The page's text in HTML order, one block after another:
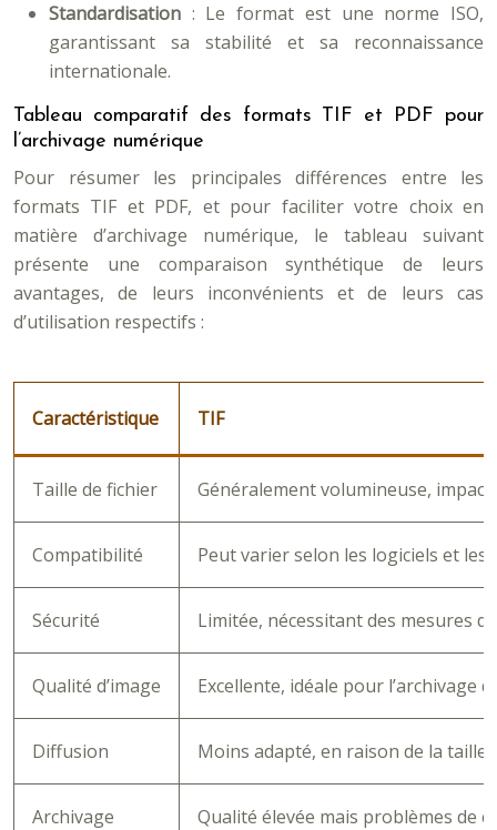
Standardisation : Le format est une norme ISO,
garantissant sa stabilité et sa reconnaissance
internationale.
Tableau comparatif des formats TIF et PDF pour
l’archivage numérique
Pour résumer les principales différences entre les
formats TIF et PDF, et pour faciliter votre choix en
matière d’archivage numérique, le tableau suivant
présente une comparaison synthétique de leurs
avantages, de leurs inconvénients et de leurs cas
d’utilisation respectifs :
Caractéristique TIF
Taille de fichier Généralement volumineuse,
Compatibilité Peut varier selon les logiciels et
Sécurité Limitée, nécessitant des mesures
Qualité d’image Excellente, idéale pour l’archivage
Diffusion Moins adapté, en raison de la
Archivage Qualité élevée mais problèmes de